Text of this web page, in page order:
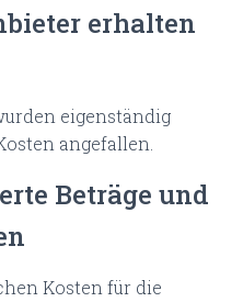
erhalten
eigenständig
angefallen.
Beträge und
Kosten für die